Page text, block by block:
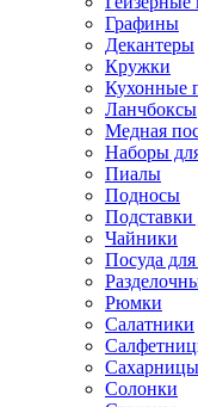
Графины
Декантеры
Кружки
Кухонные
Ланчбоксы
Медная
Наборы
Пиалы
Подносы
Подставки
Чайники
Посуда
Рюмки
Салатники
Сахарницы
Солонки